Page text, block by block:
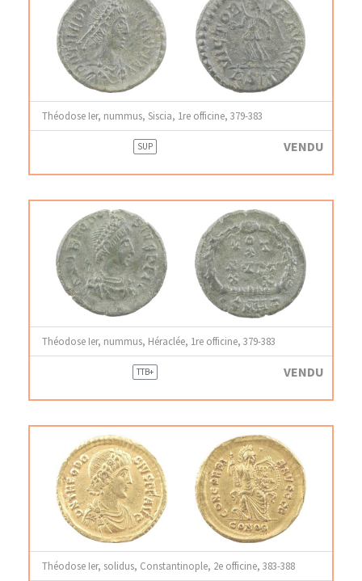
Théodose Ier, nummus, Siscia, 1re officine, 379-383
SUP VENDU
Théodose Ier, nummus, Héraclée, 1re officine, 379-383
TTB+ VENDU
Théodose Ier, solidus, Constantinople, 2e officine, 383-388